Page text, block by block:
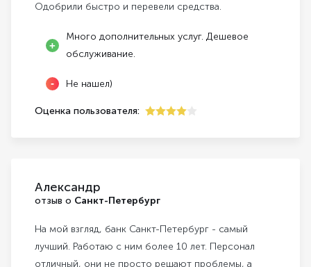
Одобрили быстро и перевели средства.
Много дополнительных услуг. Дешевое
обслуживание.
Не нашел)
Оценка пользователя:
Александр
отзыв о Санкт-Петербург
На мой взгляд, банк Санкт-Петербург - самый
лучший. Работаю с ним более 10 лет. Персонал
отличный, они не просто решают проблемы, а